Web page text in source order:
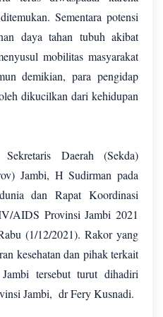
Sementara potensi
daya tahan tubuh akibat
mobilitas masyarakat
demikian, para pengidap
dikucilkan dari kehidupan
Daerah (Sekda)
Jambi, H Sudirman pada
dan Rapat Koordinasi
AIDS Provinsi Jambi 2021
(1/12/2021). Rakor yang
kesehatan dan pihak terkait
tersebut turut dihadiri
Jambi, dr Fery Kusnadi.